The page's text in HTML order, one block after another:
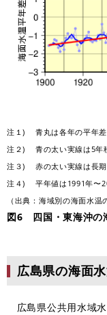
注１) 青丸は各年の平年差
注２) 青の太い実線は5年
注３) 赤の太い実線は長期
注４) 平年値は1991年〜
（出典：海域別の海面水
図6 四国・東海沖の
広島県の海面
広島県公共用水域